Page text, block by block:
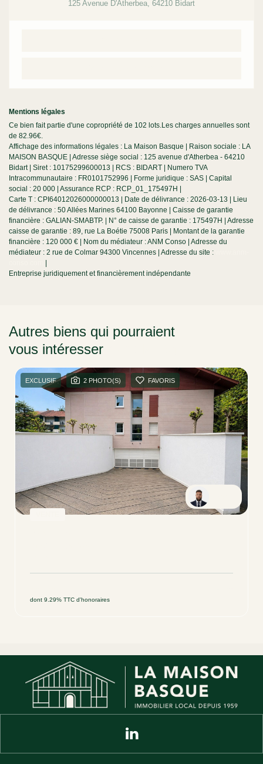
125 Avenue D'Atherbea, 64210 Bidart
Mentions légales
Ce bien fait partie d'une copropriété de 102 lots.Les charges annuelles sont
de 82.96€.
Affichage des informations légales : La Maison Basque | Raison sociale : LA
MAISON BASQUE | Adresse siège social : 125 avenue d'Atherbea - 64210
Bidart | Siret : 10175299600013 | RCS : BIDART | Numero TVA
Intracommunautaire : FR0101752996 | Forme juridique : SAS | Capital
social : 20 000 | Assurance RCP : RCP_01_175497H |
Carte T : CPI64012026000000013 | Date de délivrance : 2026-03-13 | Lieu
de délivrance : 50 Allées Marines 64100 Bayonne | Caisse de garantie
financière : GALIAN-SMABTP. | N° de caisse de garantie : 175497H | Adresse
caisse de garantie : 89, rue La Boétie 75008 Paris | Montant de la garantie
financière : 120 000 € | Nom du médiateur : ANM Conso | Adresse du
médiateur : 2 rue de Colmar 94300 Vincennes | Adresse du site :
|
Entreprise juridiquement et financièrement indépendante
Autres biens qui pourraient
vous intéresser
EXCLUSIF 2 PHOTO(S) FAVORIS
dont 9.29% TTC d'honoraires